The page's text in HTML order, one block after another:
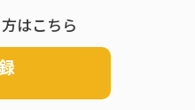
はこちら